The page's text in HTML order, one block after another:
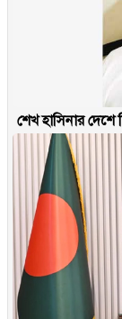
শেখ হাসিনার দেশে